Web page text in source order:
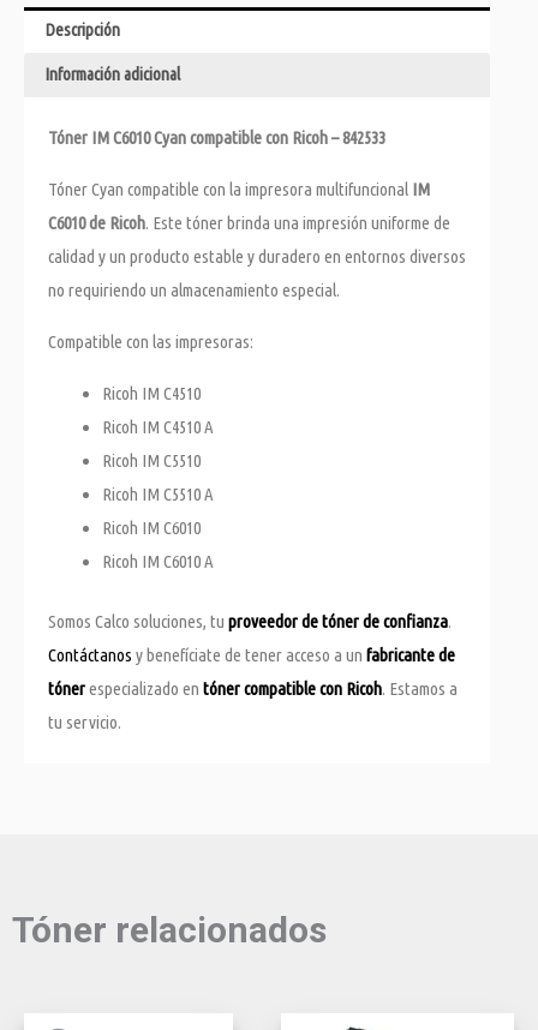
Descripción
Información adicional
Tóner IM C6010 Cyan compatible con Ricoh – 842533
Tóner Cyan compatible con la impresora multifuncional IM
C6010 de Ricoh. Este tóner brinda una impresión uniforme de
calidad y un producto estable y duradero en entornos diversos
no requiriendo un almacenamiento especial.
Compatible con las impresoras:
Ricoh IM C4510
Ricoh IM C4510 A
Ricoh IM C5510
Ricoh IM C5510 A
Ricoh IM C6010
Ricoh IM C6010 A
Somos Calco soluciones, tu proveedor de tóner de confianza.
Contáctanos y benefíciate de tener acceso a un fabricante de
tónerespecializado en tóner compatible con Ricoh. Estamos a
tu servicio.
Tóner relacionados